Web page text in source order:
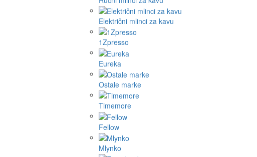
Električni mlinci za kavu
1Zpresso
Eureka
Ostale marke
Timemore
Fellow
Mlynko